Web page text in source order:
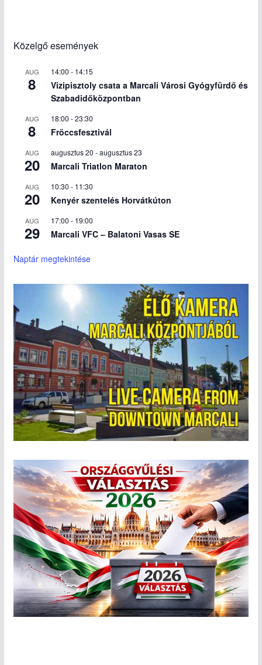
Közelgő események
AUG
8
14:00 - 14:15
Vizipisztoly csata a Marcali Városi Gyógyfürdő és
Szabadidőközpontban
AUG
8
18:00 -23:30
Fröccsfesztivál
AUG
20
augusztus 20 -augusztus 23
Marcali Triatlon Maraton
AUG
20
10:30 - 11:30
Kenyér szentelés Horvátkúton
AUG
29
17:00 - 19:00
Marcali VFC – Balatoni Vasas SE
Naptár megtekintése